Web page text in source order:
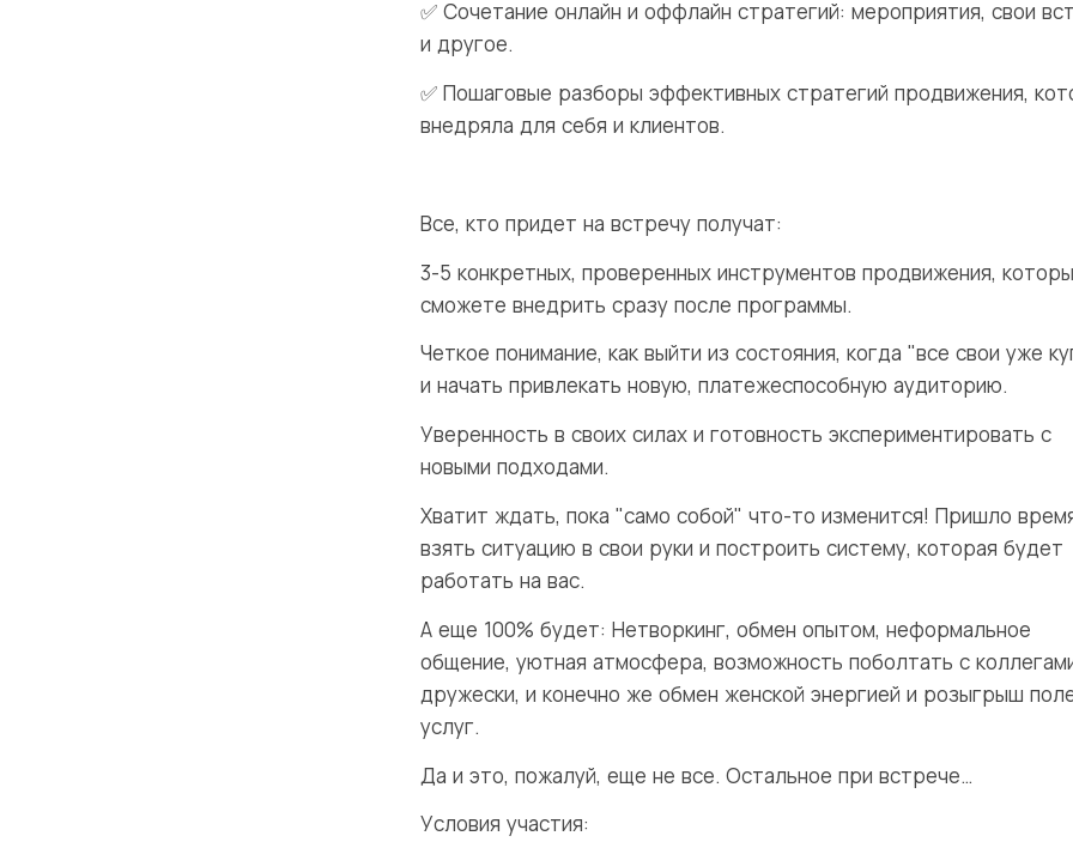
✅ Сочетание онлайн и оффлайн стратегий: мероприятия, свои
и другое.
✅ Пошаговые разборы эффективных стратегий продвижения,
внедряла для себя и клиентов.
Все, кто придет на встречу получат:
3-5 конкретных, проверенных инструментов продвижения,
сможете внедрить сразу после программы.
Четкое понимание, как выйти из состояния, когда "все свои уже
и начать привлекать новую, платежеспособную аудиторию.
Уверенность в своих силах и готовность экспериментировать с
новыми подходами.
Хватит ждать, пока "само собой" что-то изменится! Пришло
взять ситуацию в свои руки и построить систему, которая будет
работать на вас.
А еще 100% будет: Нетворкинг, обмен опытом, неформальное
общение, уютная атмосфера, возможность поболтать с
дружески, и конечно же обмен женской энергией и розыгрыш
услуг.
Да и это, пожалуй, еще не все. Остальное при встрече…
Условия участия: